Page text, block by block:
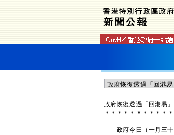
政府恢復透過「回港易
＊ ＊ ＊ ＊ ＊ ＊ ＊ ＊ ＊ ＊ ＊
政府今日（一月三十